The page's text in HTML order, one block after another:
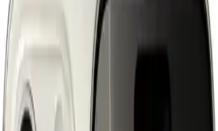
Yazar
Tür
İlham Veren Yazılar
Yayınlanma
21 Temmuz 2025
Bu Yazı Hakkında
iPhone 16 Pro 128GB Titanyum, üstün tasarım,
gelişmiş kamera ve uzun pil ömrüyle modern yaşamın
vazgeçilmezi olurken, yenilikçi özellikleriyle kullanıcı
deneyimini artırıyor.
Trendler, ipuçları, rehberler ve yeni fikirlerle dolu
içerikler burada sizi bekliyor.